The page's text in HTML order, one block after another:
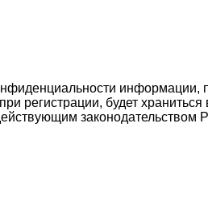
информации,
будет
законодательством